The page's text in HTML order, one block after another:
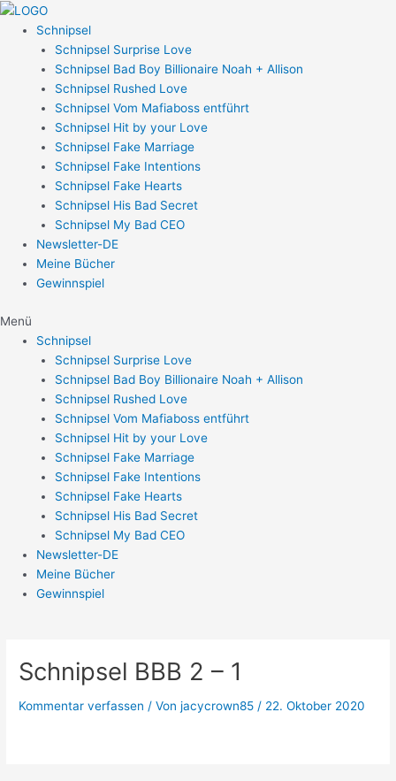
Zum
Inhalt
springen
Schnipsel
Schnipsel Surprise Love
Schnipsel Bad Boy Billionaire Noah + Allison
Schnipsel Rushed Love
Schnipsel Vom Mafiaboss entführt
Schnipsel Hit by your Love
Schnipsel Fake Marriage
Schnipsel Fake Intentions
Schnipsel Fake Hearts
Schnipsel His Bad Secret
Schnipsel My Bad CEO
Newsletter-DE
Meine Bücher
Gewinnspiel
Menü
Schnipsel
Schnipsel Surprise Love
Schnipsel Bad Boy Billionaire Noah + Allison
Schnipsel Rushed Love
Schnipsel Vom Mafiaboss entführt
Schnipsel Hit by your Love
Schnipsel Fake Marriage
Schnipsel Fake Intentions
Schnipsel Fake Hearts
Schnipsel His Bad Secret
Schnipsel My Bad CEO
Newsletter-DE
Meine Bücher
Gewinnspiel
Schnipsel BBB 2 – 1
Kommentar verfassen / Vonjacycrown85 / 22. Oktober 2020
Post
navigation